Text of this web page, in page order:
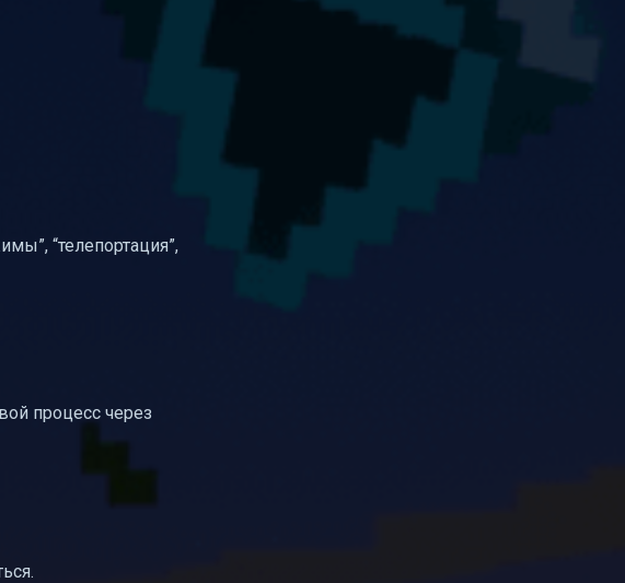
“телепортация”,
процесс через